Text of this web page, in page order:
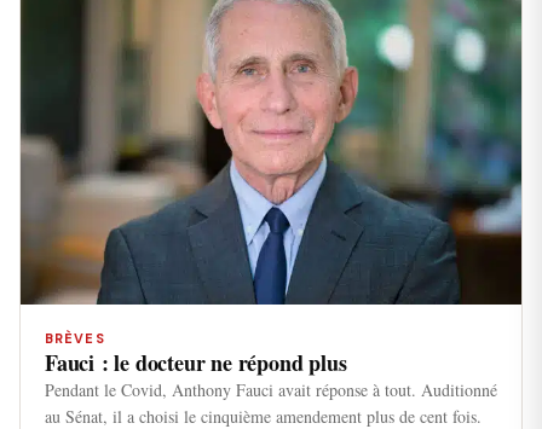
BRÈVES
Fauci : le docteur ne répond plus
Pendant le Covid, Anthony Fauci avait réponse à tout. Auditionné
au Sénat, il a choisi le cinquième amendement plus de cent fois.